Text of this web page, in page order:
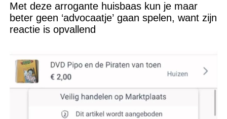
Met deze arrogante huisbaas kun je maar
beter geen ‘advocaatje’ gaan spelen, want zijn
reactie is opvallend